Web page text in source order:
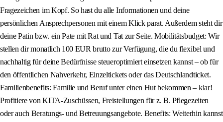
Fragezeichen im Kopf. So hast du alle Informationen und deine
persönlichen Ansprechpersonen mit einem Klick parat. Außerdem steht dir
deine Patin bzw. ein Pate mit Rat und Tat zur Seite. Mobilitätsbudget: Wir
stellen dir monatlich 100 EUR brutto zur Verfügung, die du flexibel und
nachhaltig für deine Bedürfnisse steueroptimiert einsetzen kannst – ob für
den öffentlichen Nahverkehr, Einzeltickets oder das Deutschlandticket.
Familienbenefits: Familie und Beruf unter einen Hut bekommen – klar!
Profitiere von KITA‑Zuschüssen, Freistellungen für z. B. Pflegezeiten
oder auch Beratungs- und Betreuungsangebote. Benefits: Weiterhin kannst